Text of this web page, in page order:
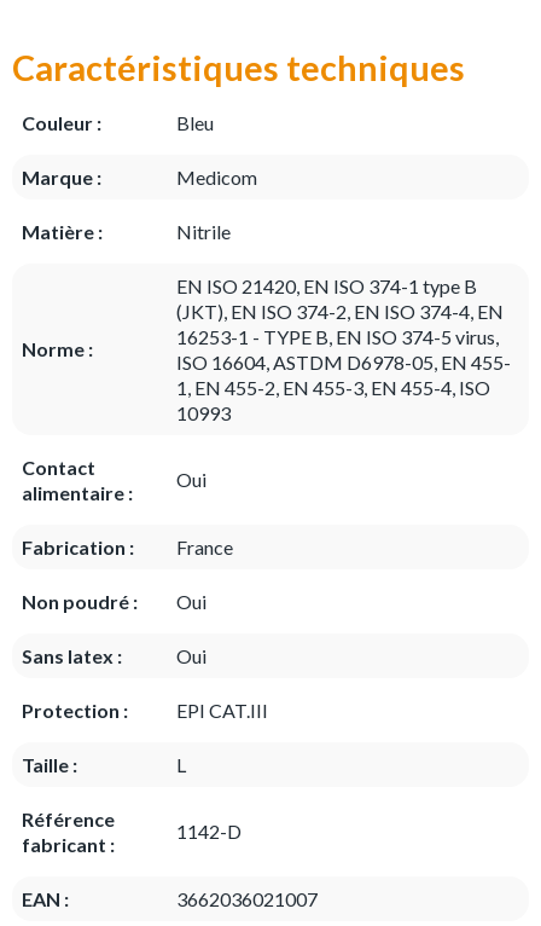
Caractéristiques techniques
Couleur : Bleu
Marque : Medicom
Matière : Nitrile
Norme :
EN ISO 21420, EN ISO 374-1 type B
(JKT), EN ISO 374-2, EN ISO 374-4, EN
16253-1 - TYPE B, EN ISO 374-5 virus,
ISO 16604, ASTDM D6978-05, EN 455-
1, EN 455-2, EN 455-3, EN 455-4, ISO
10993
Contact
alimentaire :
Oui
Fabrication : France
Non poudré : Oui
Sans latex : Oui
Protection : EPI CAT.III
Taille : L
Référence
fabricant :
1142-D
EAN : 3662036021007